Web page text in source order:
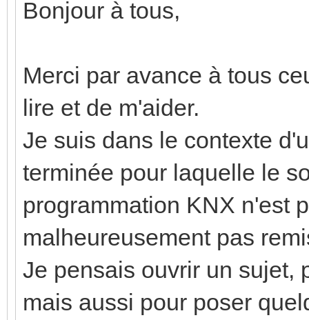
Bonjour à tous,
Merci par avance à tous
lire et de m'aider.
Je suis dans le contexte
terminée pour laquelle le
programmation KNX n'est
malheureusement pas
Je pensais ouvrir un sujet,
mais aussi pour poser